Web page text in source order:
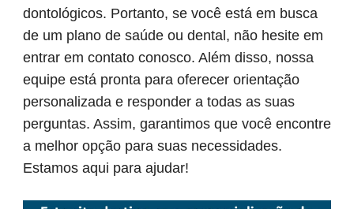
dontológicos. Portanto, se você está em busca
de um plano de saúde ou dental, não hesite em
entrar em contato conosco. Além disso, nossa
equipe está pronta para oferecer orientação
personalizada e responder a todas as suas
perguntas. Assim, garantimos que você encontre
a melhor opção para suas necessidades.
Estamos aqui para ajudar!